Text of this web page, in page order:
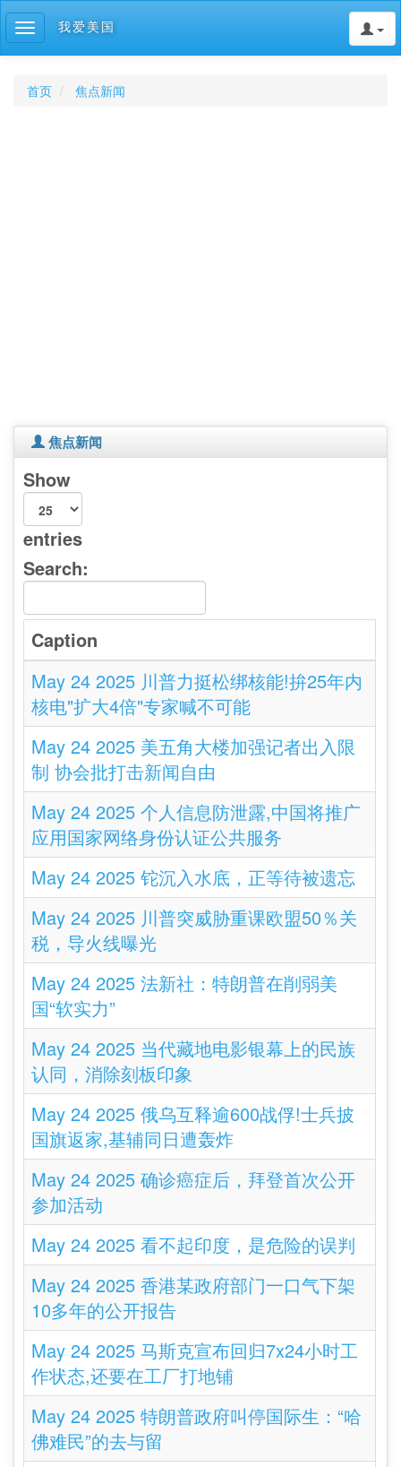
Toggle
navigation
我爱美国
首页 焦点新闻
焦点新闻
Show
entries
Search:
Caption
May 24 2025 川普力挺松绑核能!拚25年内
核电"扩大4倍"专家喊不可能
May 24 2025 美五角大楼加强记者出入限
制 协会批打击新闻自由
May 24 2025 个人信息防泄露,中国将推广
应用国家网络身份认证公共服务
May 24 2025 铊沉入水底，正等待被遗忘
May 24 2025 川普突威胁重课欧盟50％关
税，导火线曝光
May 24 2025 法新社：特朗普在削弱美
国“软实力”
May 24 2025 当代藏地电影银幕上的民族
认同，消除刻板印象
May 24 2025 俄乌互释逾600战俘!士兵披
国旗返家,基辅同日遭轰炸
May 24 2025 确诊癌症后，拜登首次公开
参加活动
May 24 2025 看不起印度，是危险的误判
May 24 2025 香港某政府部门一口气下架
10多年的公开报告
May 24 2025 马斯克宣布回归7x24小时工
作状态,还要在工厂打地铺
May 24 2025 特朗普政府叫停国际生：“哈
佛难民”的去与留